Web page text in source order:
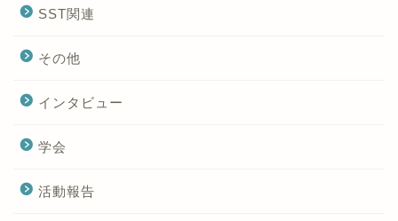
SST関連
その他
インタビュー
学会
活動報告